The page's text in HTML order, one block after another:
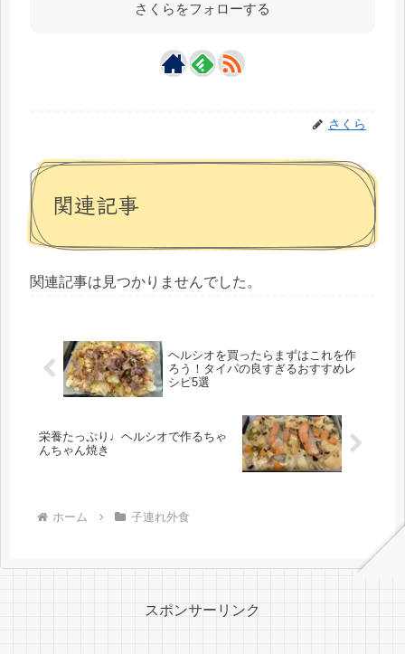
さくらをフォローする
さくら
関連記事
関連記事は見つかりませんでした。
ヘルシオを買ったらまずはこれを作
ろう！タイパの良すぎるおすすめレ
シピ5選
栄養たっぷり♩ヘルシオで作るちゃ
んちゃん焼き
ホーム 子連れ外食
スポンサーリンク